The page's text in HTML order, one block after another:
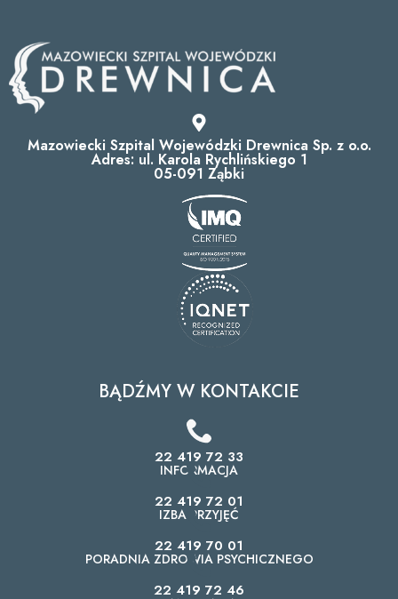
Mazowiecki Szpital Wojewódzki Drewnica Sp. z o.o.
Adres: ul. Karola Rychlińskiego 1
05-091 Ząbki
BĄDŹMY W KONTAKCIE
22 419 72 33
INFORMACJA
22 419 72 01
IZBA PRZYJĘĆ
22 419 70 01
PORADNIA ZDROWIA PSYCHICZNEGO
22 419 72 46